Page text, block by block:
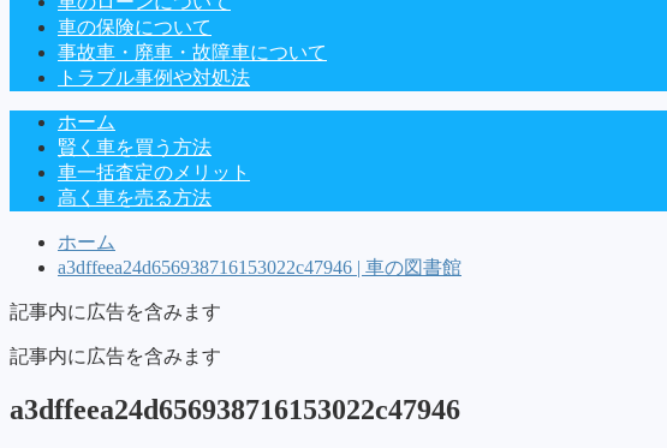
車の保険について
事故車・廃車・故障車について
トラブル事例や対処法
ホーム
賢く車を買う方法
車一括査定のメリット
高く車を売る方法
ホーム
a3dffeea24d656938716153022c47946 | 車の図書館
記事内に広告を含みます
記事内に広告を含みます
a3dffeea24d656938716153022c47946